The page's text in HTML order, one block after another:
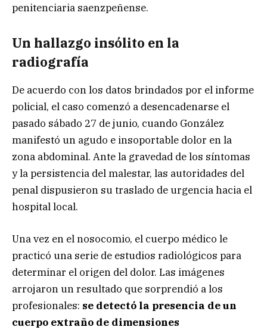
penitenciaria saenzpeñense.
Un hallazgo insólito en la
radiografía
De acuerdo con los datos brindados por el informe
policial, el caso comenzó a desencadenarse el
pasado sábado 27 de junio, cuando González
manifestó un agudo e insoportable dolor en la
zona abdominal. Ante la gravedad de los síntomas
y la persistencia del malestar, las autoridades del
penal dispusieron su traslado de urgencia hacia el
hospital local.
Una vez en el nosocomio, el cuerpo médico le
practicó una serie de estudios radiológicos para
determinar el origen del dolor. Las imágenes
arrojaron un resultado que sorprendió a los
profesionales: se detectó la presencia de un
cuerpo extraño de dimensiones